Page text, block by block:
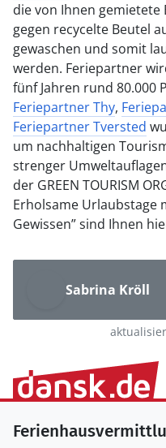
die von Ihnen
gegen recycelte Beutel
gewaschen und somit
werden. Feriepartner
fünf Jahren rund 80.000
Feriepartner Thy,
Feriepartner Tversted
um nachhaltigen
strenger
der GREEN TOURISM
Erholsame Urlaubstage
Gewissen” sind Ihnen
Sabrina Kröll